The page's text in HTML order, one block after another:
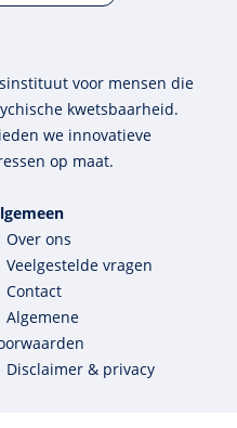
voor mensen die
kwets­baar­heid.
we innova­tieve
op maat.
Over ons
Veelgestelde vragen
Contact
Algemene
Disclaimer & privacy